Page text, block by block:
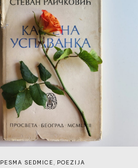
PESMA SEDMICE POEZIJA